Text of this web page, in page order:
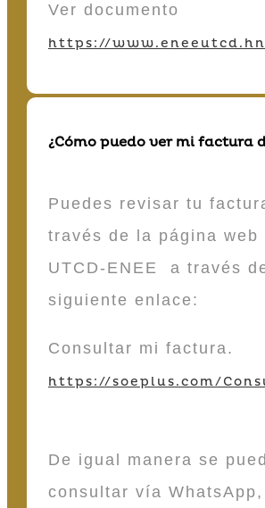
Ver documento
https://
¿Cómo puedo ver mi factura
Puedes revisar tu
través de la página web
UTCD-ENEE a través
siguiente enlace:
Consultar mi factura.
https://soeplus.com/
De igual manera se
consultar vía